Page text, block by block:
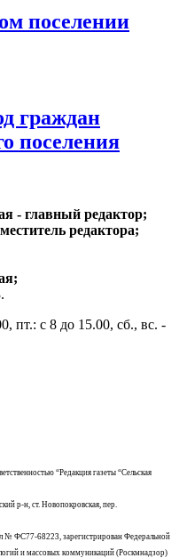
поселении
граждан
поселения
- главный редактор;
редактора;
пт.: с 8 до 15.00, сб., вс. -
“Редакция газеты “Сельская
р-н, ст. Новопокровская, пер.
№ ФС77-68223, зарегистрирован Федеральной
и массовых коммуникаций (Роскмнадзор)